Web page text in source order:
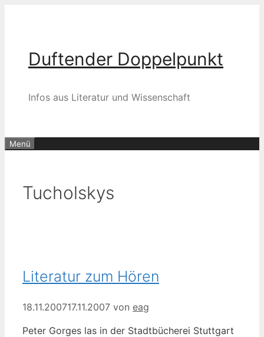
Duftender Doppelpunkt
Infos aus Literatur und Wissenschaft
Menü
Tucholskys
Literatur zum Hören
18.11.200717.11.2007 von eag
Peter Gorges las in der Stadtbücherei Stuttgart